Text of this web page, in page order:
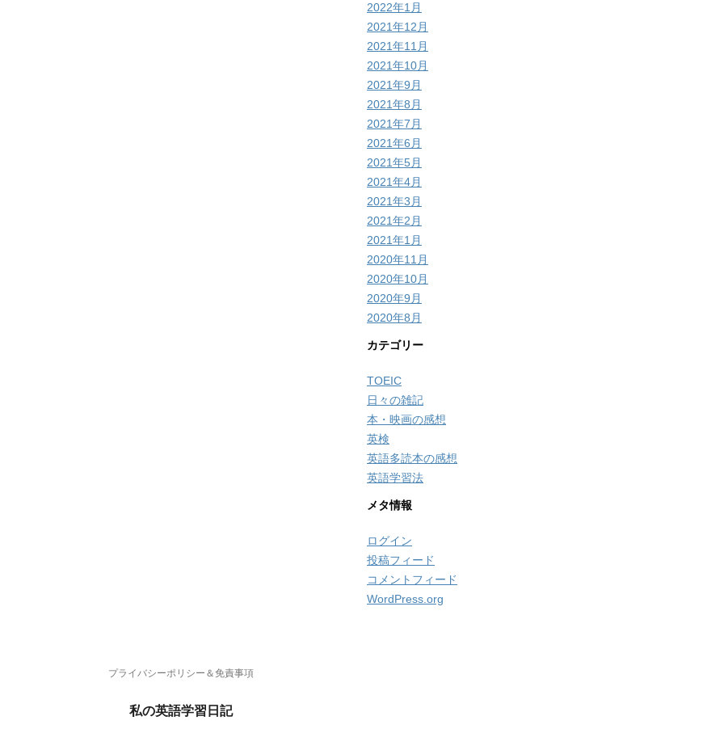
2022年1月
2021年12月
2021年11月
2021年10月
2021年9月
2021年8月
2021年7月
2021年6月
2021年5月
2021年4月
2021年3月
2021年2月
2021年1月
2020年11月
2020年10月
2020年9月
2020年8月
カテゴリー
TOEIC
日々の雑記
本・映画の感想
英検
英語多読本の感想
英語学習法
メタ情報
ログイン
投稿フィード
コメントフィード
WordPress.org
プライバシーポリシー＆免責事項
私の英語学習日記